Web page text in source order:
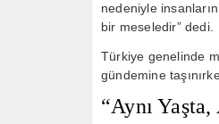
nedeniyle
bir meseledir” dedi.
Türkiye genelinde
gündemine
“Aynı